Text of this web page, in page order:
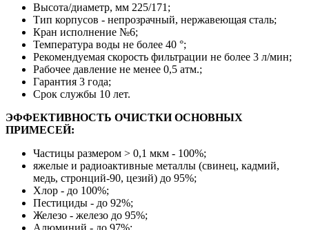
Высота/диаметр, мм 225/171;
Тип корпусов - непрозрачный, нержавеющая сталь;
Кран исполнение №6;
Температура воды не более 40 °;
Рекомендуемая скорость фильтрации не более 3 л/мин;
Рабочее давление не менее 0,5 атм.;
Гарантия 3 года;
Срок службы 10 лет.
ЭФФЕКТИВНОСТЬ ОЧИСТКИ ОСНОВНЫХ
ПРИМЕСЕЙ:
Частицы размером ˃ 0,1 мкм - 100%;
яжелые и радиоактивные металлы (свинец, кадмий,
медь, стронций-90, цезий) до 95%;
Хлор - до 100%;
Пестициды - до 92%;
Железо - железо до 95%;
Алюминий - до 97%;